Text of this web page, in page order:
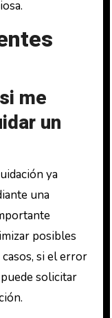
me
un
ya
una
posibles
si el error
solicitar